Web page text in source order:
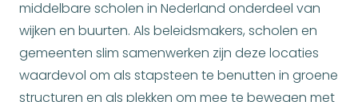
middelbare scholen in Nederland onderdeel van
wijken en buurten. Als beleidsmakers, scholen en
gemeenten slim samenwerken zijn deze locaties
waardevol om als stapsteen te benutten in groene
structuren en als plekken om mee te bewegen met